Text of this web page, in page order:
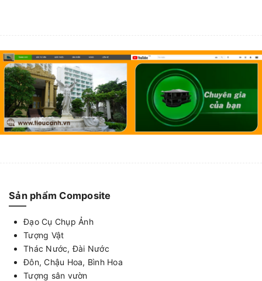
Sản phẩm Composite
Đạo Cụ Chụp Ảnh
Tượng Vật
Thác Nước, Đài Nước
Đôn, Chậu Hoa, Bình Hoa
Tượng sân vườn